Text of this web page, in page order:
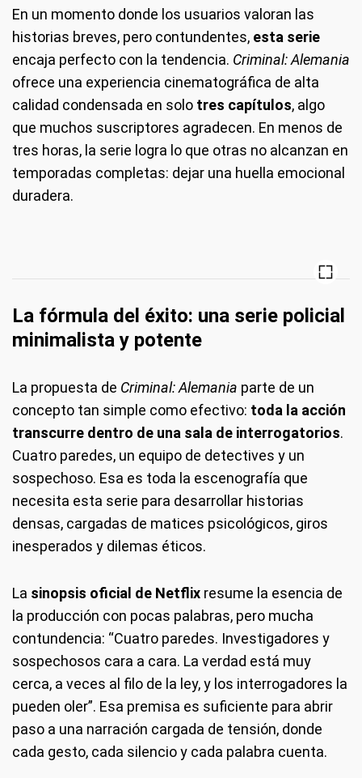
En un momento donde los usuarios valoran las
historias breves, pero contundentes, esta serie
encaja perfecto con la tendencia. Criminal: Alemania
ofrece una experiencia cinematográfica de alta
calidad condensada en solo tres capítulos, algo
que muchos suscriptores agradecen. En menos de
tres horas, la serie logra lo que otras no alcanzan en
temporadas completas: dejar una huella emocional
duradera.
La fórmula del éxito: una serie policial
minimalista y potente
La propuesta de Criminal: Alemania parte de un
concepto tan simple como efectivo: toda la acción
transcurre dentro de una sala de interrogatorios.
Cuatro paredes, un equipo de detectives y un
sospechoso. Esa es toda la escenografía que
necesita esta serie para desarrollar historias
densas, cargadas de matices psicológicos, giros
inesperados y dilemas éticos.
La sinopsis oficial de Netflix resume la esencia de
la producción con pocas palabras, pero mucha
contundencia: “Cuatro paredes. Investigadores y
sospechosos cara a cara. La verdad está muy
cerca, a veces al filo de la ley, y los interrogadores la
pueden oler”. Esa premisa es suficiente para abrir
paso a una narración cargada de tensión, donde
cada gesto, cada silencio y cada palabra cuenta.